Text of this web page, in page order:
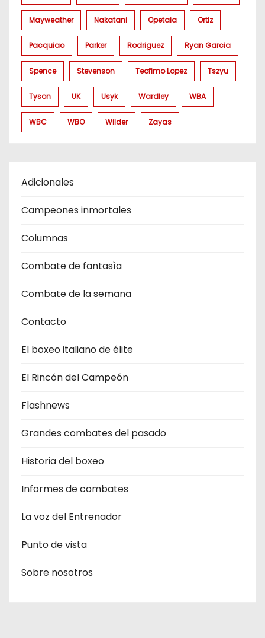
Mayweather Nakatani Opetaia Ortiz
Pacquiao Parker Rodriguez Ryan Garcia
Spence Stevenson Teofimo Lopez Tszyu
Tyson UK Usyk Wardley WBA
WBC WBO Wilder Zayas
Adicionales
Campeones inmortales
Columnas
Combate de fantasìa
Combate de la semana
Contacto
El boxeo italiano de élite
El Rincón del Campeón
Flashnews
Grandes combates del pasado
Historia del boxeo
Informes de combates
La voz del Entrenador
Punto de vista
Sobre nosotros